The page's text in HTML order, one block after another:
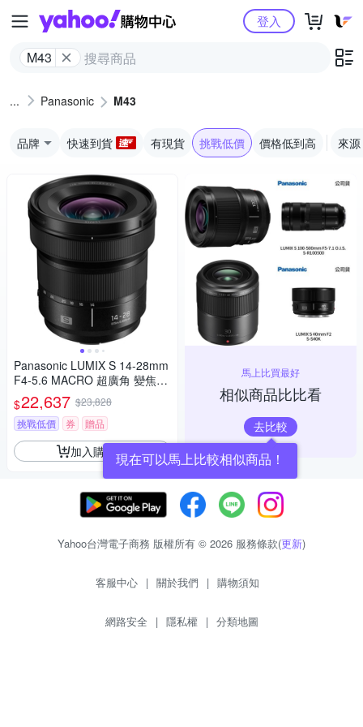
Yahoo購物中心
M43
登入
Panasonic M43
品牌 快速到貨 有現貨 挑戰低價 價格低到高 來源
Panasonic LUMIX S 14-28mm
F4-5.6 MACRO 超廣角 變焦鏡
頭 公司貨 S-R1428
$22,637 $23,828
挑戰低價
券 贈品
加入購物車
馬上比買最好
相似商品比比看
去比較
現在可以馬上比較相似商品！
Yahoo台灣電子商務 版權所有 © 2026 服務條款(更新)
客服中心 | 關於我們 | 購物須知
網路安全 | 隱私權 | 分類地圖